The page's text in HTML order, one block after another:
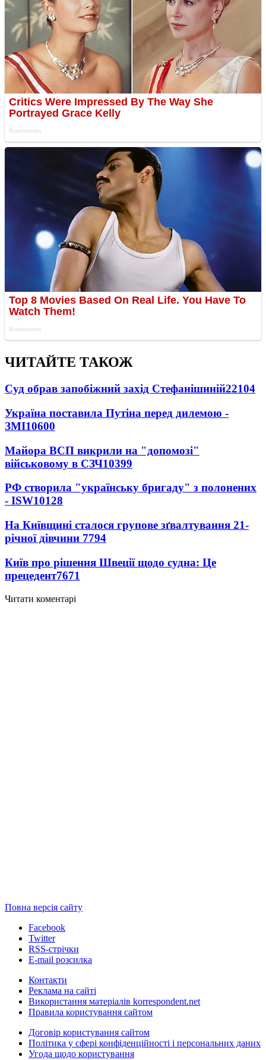
ЧИТАЙТЕ ТАКОЖ
Суд обрав запобіжний захід Стефанішиній22104
Україна поставила Путіна перед дилемою -
ЗМІ10600
Майора ВСП викрили на "допомозі"
військовому в СЗЧ10399
РФ створила "українську бригаду" з полонених
- ISW10128
На Київщині сталося групове зґвалтування 21-
річної дівчини 7794
Київ про рішення Швеції щодо судна: Це
прецедент7671
Читати коментарі
Повна версія сайту
Facebook
Twitter
RSS-стрічки
E-mail розсилка
Контакти
Реклама на сайті
Використання матеріалів korrespondent.net
Правила користування сайтом
Договір користування сайтом
Політика у сфері конфіденційності і персональних даних
Угода щодо користування